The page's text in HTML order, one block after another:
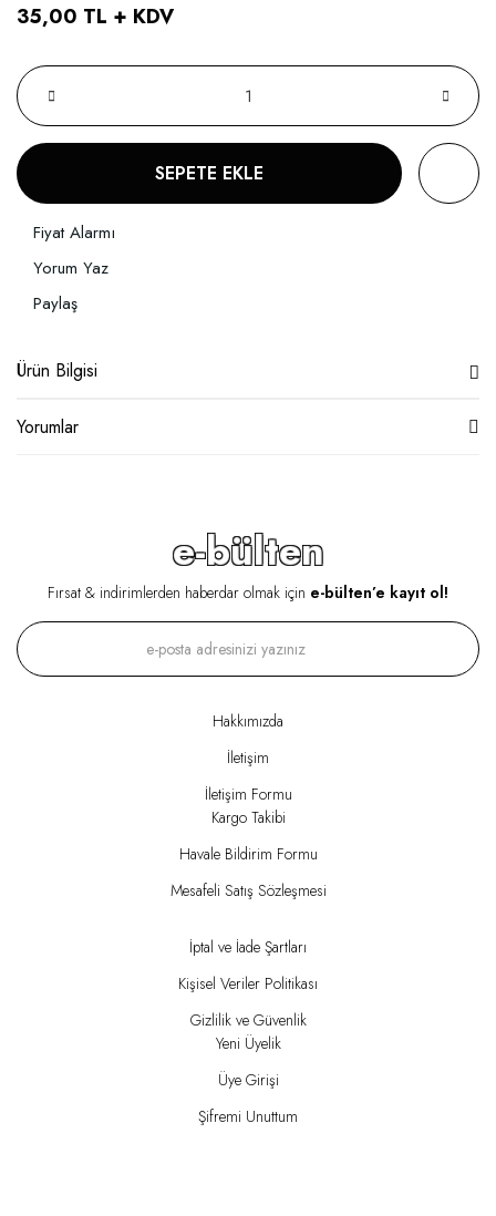
35,00 TL + KDV
SEPETE EKLE
Fiyat Alarmı
Yorum Yaz
Paylaş
Ürün Bilgisi
Yorumlar
e-bülten
Fırsat & indirimlerden haberdar olmak için e-bülten’e kayıt ol!
Hakkımızda
İletişim
İletişim Formu
Kargo Takibi
Havale Bildirim Formu
Mesafeli Satış Sözleşmesi
İptal ve İade Şartları
Kişisel Veriler Politikası
Gizlilik ve Güvenlik
Yeni Üyelik
Üye Girişi
Şifremi Unuttum